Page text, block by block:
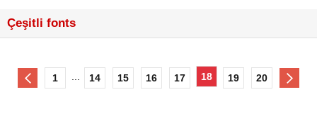
Çeşitli fonts
1 14 15 16 17 18 19 20